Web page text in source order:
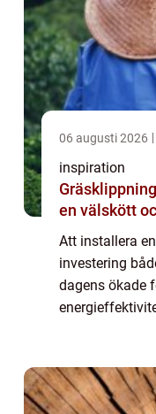
06 augusti 2026
inspiration
Gräsklippning
en välskött
Att installera
investering
dagens ökade